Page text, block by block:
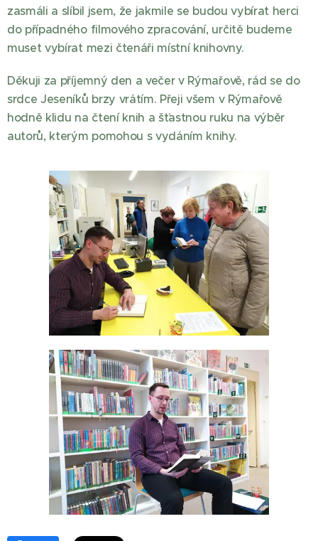
zasmáli a slíbil jsem, že jakmile se budou vybírat herci
do případného filmového zpracování, určitě budeme
muset vybírat mezi čtenáři místní knihovny.
Děkuji za příjemný den a večer v Rýmařově, rád se do
srdce Jeseníků brzy vrátím. Přeji všem v Rýmařově
hodně klidu na čtení knih a šťastnou ruku na výběr
autorů, kterým pomohou s vydáním knihy.